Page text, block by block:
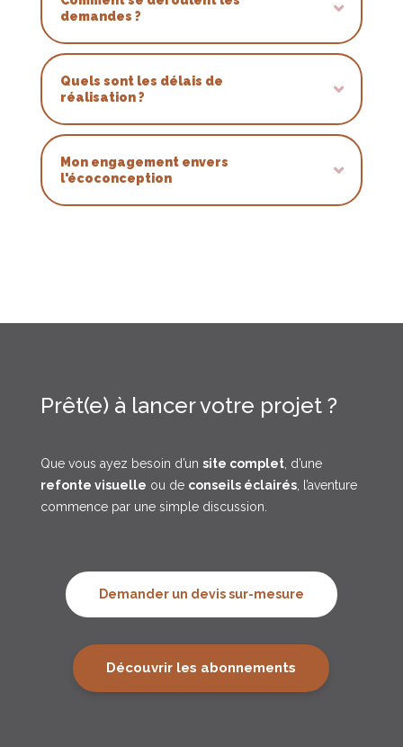
demandes ?
Quels sont les délais de
réalisation ?
Mon engagement envers
l'écoconception
Prêt(e) à lancer votre projet ?
Que vous ayez besoin d’un site complet, d’une
refonte visuelle ou de conseils éclairés, l’aventure
commence par une simple discussion.
Demander un devis sur-mesure
Découvrir les abonnements